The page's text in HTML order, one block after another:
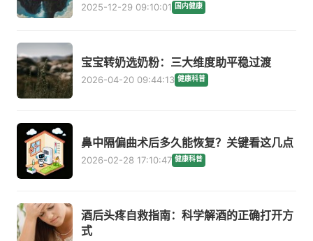
2025-12-29 09:10:01 国内健康
宝宝转奶选奶粉：三大维度助平稳过渡
2026-04-20 09:44:13 健康科普
鼻中隔偏曲术后多久能恢复？关键看这几点
2026-02-28 17:10:47 健康科普
酒后头疼自救指南：科学解酒的正确打开方
式